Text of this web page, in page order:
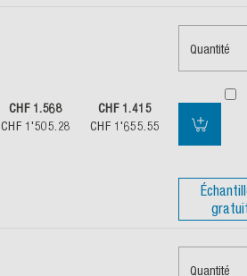
CHF 1.568
CHF 1'505.28
CHF 1.415
CHF 1'655.55
Quantité
Quantité